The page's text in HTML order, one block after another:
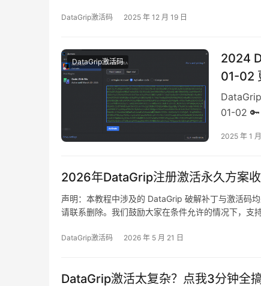
DataGrip激活码 2025 年 12 月 19 日
DataGrip激活码
2024
01-02
01-02
2025 年 1
2026年DataGrip注册激活永久方案
声明：本教程中涉及的 DataGrip 破解补丁与激活码
请联系删除。我们鼓励大家在条件允许的情况下，支
DataGrip激活码 2026 年 5 月 21 日
DataGrip激活太复杂？点我3分钟全搞